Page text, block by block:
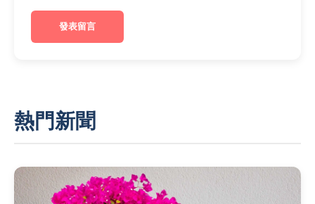
發表留言
熱門新聞